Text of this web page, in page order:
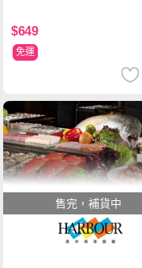
$649
免運
售完，補貨中